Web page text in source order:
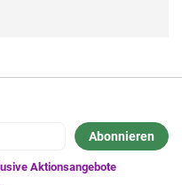
Abonnieren